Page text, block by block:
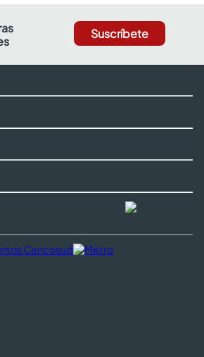
Suscríbete